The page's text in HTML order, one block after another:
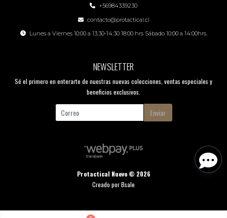
+56984339230
contacto@protactical.cl
Lunes a Viernes 10:00 a 13:30-14:30 18:00 hrs Sábado 10:00 a 14:00hrs.
NEWSLETTER
Sé el primero en enterarte de nuestras nuevas colecciones, ventas especiales y
beneficios exclusivos.
Enviar
Protactical Nuevo © 2026
Creado porBsale